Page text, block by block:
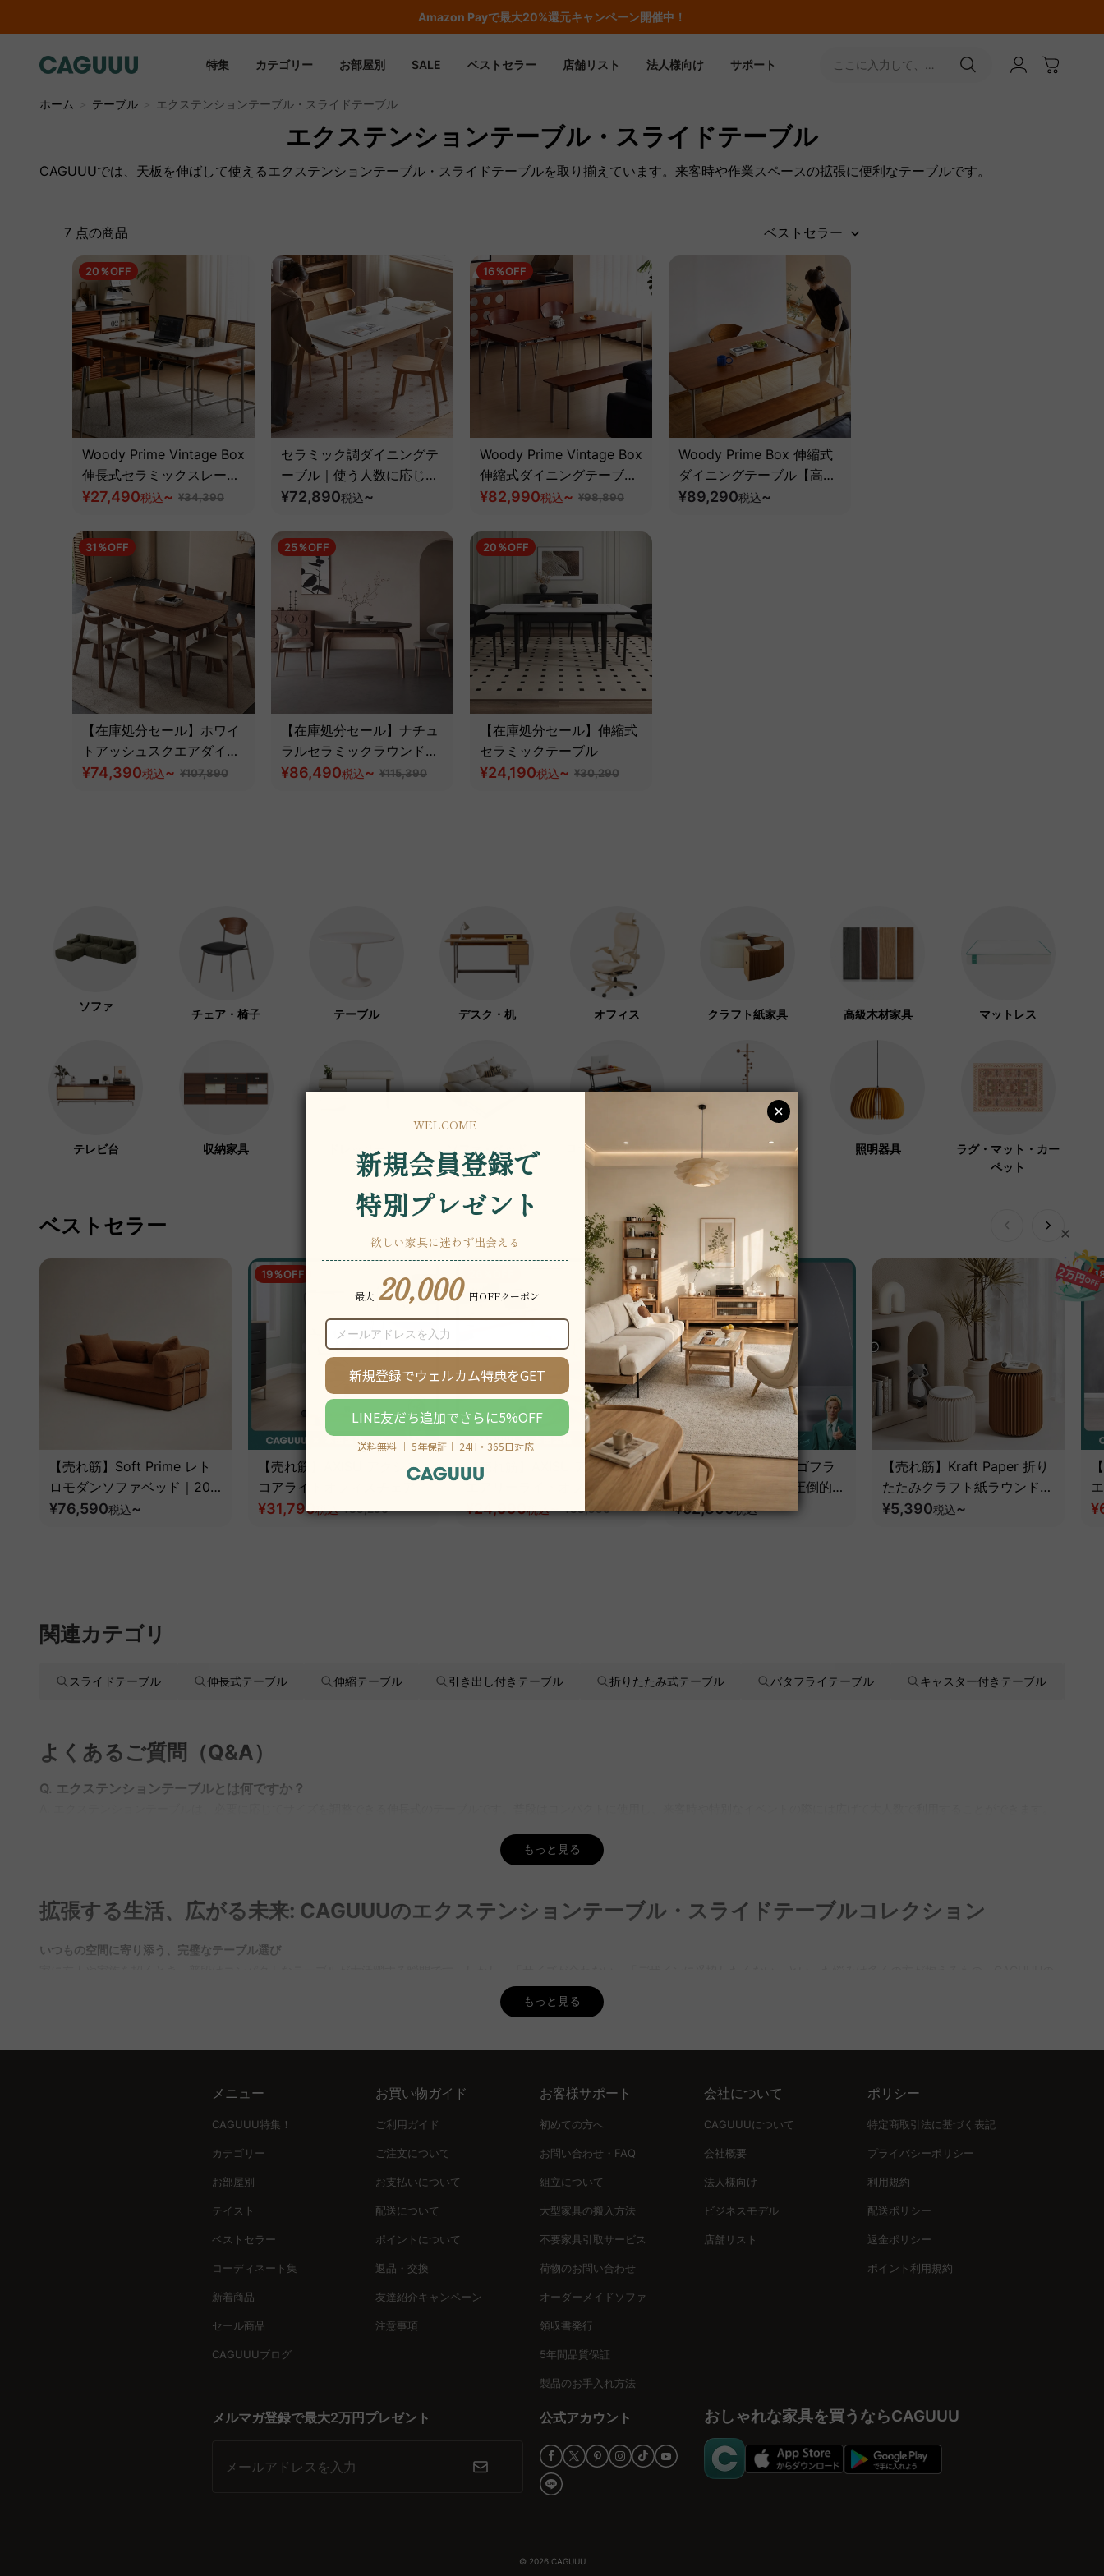
Amazon Payで最大20%還元キャンペーン開催中！
特集 カテゴリー お部屋別 SALE ベストセラー 店舗リスト 法人様向け サポート
ここに入力して、
ホーム
テーブル エクステンションテーブル・スライドテーブル
エクステンションテーブル・スライドテーブル
CAGUUUでは、天板を伸ばして使えるエクステンションテーブル・スライドテーブルを取り揃えています。来客時や作業スペースの拡張に便利なテーブルです。
7 点の商品 ベストセラー
20％OFF
Woody Prime Vintage Box
伸長式セラミックスレート
ダイニングテーブル【高級
¥27,490税込~ ¥34,390
セラミック調ダイニングテ
ーブル｜使う人数に応じて
サイズ調整できる伸縮構造
¥72,890税込~
16％OFF
Woody Prime Vintage Box
伸縮式ダイニングテーブル
【高級天然ツゲ材】
¥82,990税込~ ¥98,890
Woody Prime Box 伸縮式
ダイニングテーブル【高級
天然ツゲ材】
¥89,290税込~
31％OFF
【在庫処分セール】ホワイ
トアッシュスクエアダイニ
ングテーブル
¥74,390税込~ ¥107,890
25％OFF
【在庫処分セール】ナチュ
ラルセラミックラウンドテ
ーブル
¥86,490税込~ ¥115,390
20％OFF
【在庫処分セール】伸縮式
セラミックテーブル
¥24,190税込~ ¥30,290
ソファ
チェア・椅子 テーブル デスク・机 オフィス クラフト紙家具 高級木材家具 マットレス
テレビ台 収納家具 ドレッサー ソファ・ベッド ローテーブル・座卓
ハンガーラック・コ
ートハンガー
照明器具
ラグ・マット・カー
ペット
ベストセラー
【売れ筋】Soft Prime レト
ロモダンソファベッド｜20
色以上から選べるコーデュロ
¥76,590税込~
19％OFF
【売れ筋】AXISU アクシス
コアライトオフィスチェア
¥31,790税込 ¥39,290
【売れ筋】AXISU アクシス
ア
¥24,990税込~ ¥33,990
AXISU アクシスエルゴフラ
イオフィスチェア｜圧倒的な
追従機能とフルサポート構造
¥52,800税込
【売れ筋】Kraft Paper 折り
たたみクラフト紙ラウンドス
ツール
¥5,390税込~
関連カテゴリ
スライドテーブル 伸長式テーブル 伸縮テーブル 引き出し付きテーブル 折りたたみ式テーブル バタフライテーブル キャスター付きテーブル
よくあるご質問（Q&A）
Q. エクステンションテーブルとは何ですか？
を取り揃えており、素材やデザインも豊富なので、お部屋の雰囲気に合わせてお選びいただけます。さらに、5年品質保証が付いているため、長く安心してお使いいただけます。
Q. セラミックテーブルの弱点は何ですか？
A. 2人暮らしに適したテーブルのサイズは、一般的に幅約80cmから120cm程度が推奨されます。このサイズであれば、食事や日常の作業に十分なスペースを確保できます。CAGUUUでは、様々なサ
もっと見る
拡張する生活、広がる未来: CAGUUUのエクステンションテーブル・スライドテーブルコレクション
いつもの空間に寄り添う、完璧なテーブル選び
エクステンションテーブル・スライドテーブルコレクションは、そのようなジレンマを解消するために誕生しました。
伸長テーブルの選び方: あなたのライフスタイルにぴったりの一台を
エクステンションテーブルの選び方は、生活スタイルにより選択のポイントが異なります。スライド型は操作が簡単で、スペースに合わせて自由に調整可能。また、センター伸長型はフラットで美し
長期的な価値を提供するCAGUUUのこだわり
CAGUUUのテーブルは、10年先まで活躍するパートナーです。
CAGUUUでは、北欧風、ヴィンテージ、シンプルモダン、ナチュラルといった多彩なスタイルから選べます。例えば、リビングには「ブラックラウンドエクステンションテーブル」が映えるでしょ
う。いつもの空間にピッタリの一台を見つけるお手伝いをします。
CAGUUUは、ただの家具メーカーではありません。無料のインテリア提案「MyCoordi」や没入型バーチャルショールームを通じて、お客様の夢を叶えるパートナーです。全サイト3,000点以上の商
あなたのライフスタイルに合ったエクステンションテーブル・スライドテーブルを見つけ、未来を広げる一歩を踏み出しましょう。CAGUUUはいつでも、どこでも、あなたのそばにいます。新しい
もっと見る
メニュー
CAGUUU特集！
カテゴリー
お部屋別
テイスト
ベストセラー
コーディネート集
新着商品
セール商品
CAGUUUブログ
お買い物ガイド
ご利用ガイド
ご注文について
お支払いについて
配送について
ポイントについて
返品・交換
友達紹介キャンペーン
注意事項
お客様サポート
初めての方へ
お問い合わせ・FAQ
組立について
大型家具の搬入方法
不要家具引取サービス
荷物のお問い合わせ
オーダーメイドソファ
領収書発行
5年間品質保証
製品のお手入れ方法
会社について
CAGUUUについて
会社概要
法人様向け
ビジネスモデル
店舗リスト
ポリシー
特定商取引法に基づく表記
プライバシーポリシー
利用規約
配送ポリシー
返金ポリシー
ポイント利用規約
メルマガ登録で最大2万円プレゼント
メールアドレスを入力
公式アカウント おしゃれな家具を買うならCAGUUU
© 2026 CAGUUU